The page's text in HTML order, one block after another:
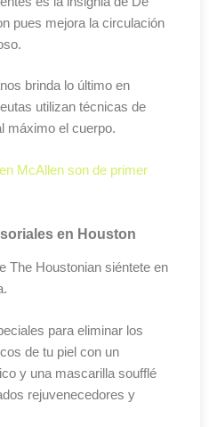
pues mejora la circulación
brinda lo último en
utilizan técnicas de
máximo el cuerpo.
McAllen son de primer
en Houston
The Houstonian siéntete en
para eliminar los
de tu piel con un
y una mascarilla soufflé
rejuvenecedores y